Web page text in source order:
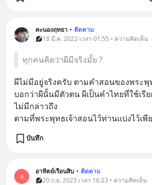
คะนองฤทธา • ติดตาม
18 มี.ค. 2022 เวลา 01:55 • ความคิดเห็น
ทุกคนคิดว่าผีมีจริงมั้ย ?
ผีไม่มีอยู่จริงครับ ตามคำสอนของพระพุ
บอกว่าผีนั้นมีตัวตน ผีเป็นคำไทยที่ใช้เรี
ไม่มีกล่าวถึง
ตามที่พระพุทธเจ้าสอนไว้ท่านแบ่งไว้เพี
บันทึก
อ
อาทิตย์เรือนสิบ • ติดตาม
20 ก.ย. 2023 เวลา 16:23 • ความคิดเห็น